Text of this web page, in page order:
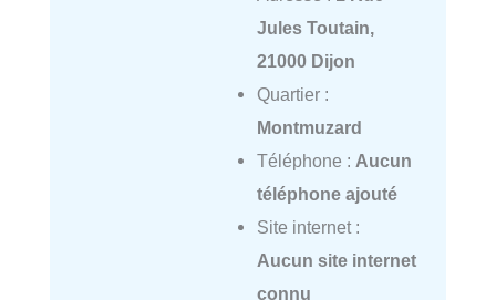
Jules Toutain,
21000 Dijon
Quartier :
Montmuzard
Téléphone : Aucun
téléphone ajouté
Site internet :
Aucun site internet
connu